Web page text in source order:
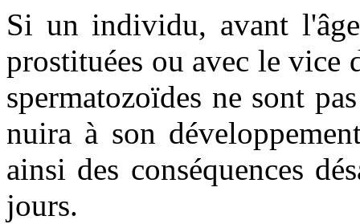
Si un individu, avant
prostituées ou avec le vice
spermatozoïdes ne sont
nuira à son
ainsi des conséquences
jours.